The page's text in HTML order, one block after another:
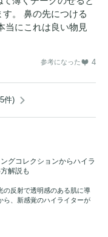
。 鼻の先につける
当にこれは良い物見
参考になった 4
件)
グコレクションからハイラ
解説も
の反射で透明感のある肌に導
ら、新感覚のハイライターが